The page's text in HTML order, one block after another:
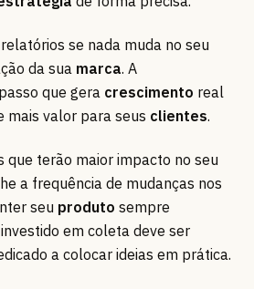
se nada muda no seu
da sua marca. A
que gera crescimento real
mais valor para seus clientes.
que terão maior impacto no seu
a frequência de mudanças nos
seu produto sempre
investido em coleta deve ser
a colocar ideias em prática.